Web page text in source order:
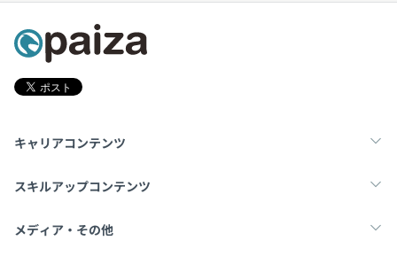
キャリアコンテンツ
転職・キャリア
スキルアップコンテンツ
学習
メディア・その他